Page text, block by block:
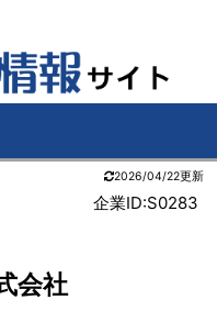
2026/04/22更新
企業ID:S0283
会社